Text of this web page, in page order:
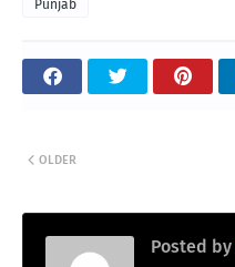
Punjab
OLDER
Posted by